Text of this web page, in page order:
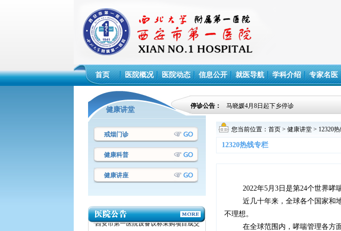
首页 医院概况 医院动态 信息公开 就医导航 学科介绍 专家名医
健康讲堂 停诊公告： 马晓媛4月8日起下乡停诊
戒烟门诊
健康科普
健康讲座
·西安市第一医院设备议标采购项目成交
结果公告
您当前位置： 首页> 健康讲堂> 12320
12320热线专栏
2022年5月3 日是第24个世界哮
近几十年来，全球各个国家和
不理想。
在全球范围内，哮喘管理各方